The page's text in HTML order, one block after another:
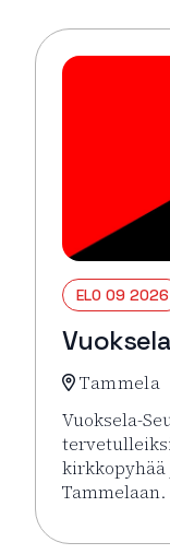
ELO 09 2026
Tammela
Vuoksela-
kirkkopyhää
Tammelaan.